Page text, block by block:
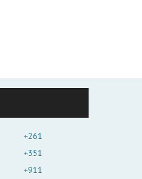
+261
+351
+911